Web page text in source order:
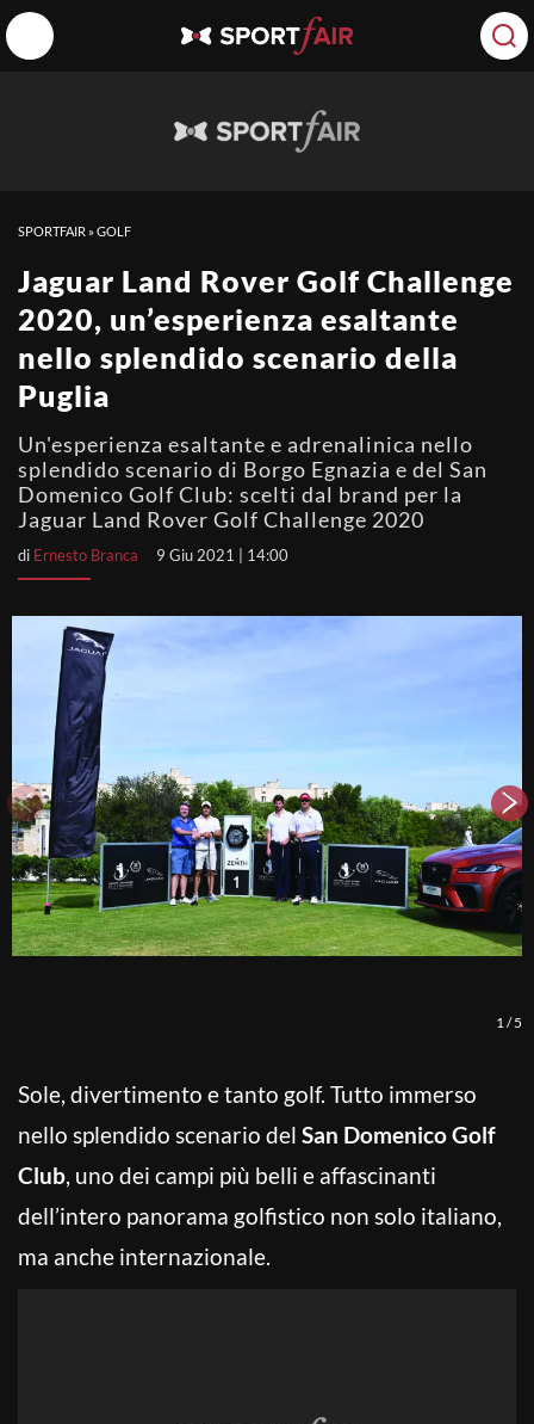
SPORTFAIR »GOLF
Jaguar Land Rover Golf Challenge
2020, un’esperienza esaltante
nello splendido scenario della
Puglia
Un'esperienza esaltante e adrenalinica nello
splendido scenario di Borgo Egnazia e del San
Domenico Golf Club: scelti dal brand per la
Jaguar Land Rover Golf Challenge 2020
di Ernesto Branca 9 Giu 2021 | 14:00
1 /5
Sole, divertimento e tanto golf. Tutto immerso
nello splendido scenario del San Domenico Golf
Club, uno dei campi più belli e affascinanti
dell’intero panorama golfistico non solo italiano,
ma anche internazionale.